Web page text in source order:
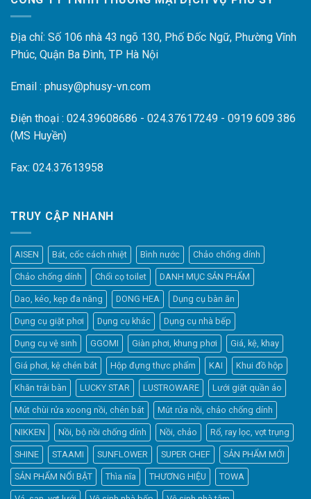
Địa chỉ: Số 106 nhà 43 ngõ 130, Phố Đốc Ngữ, Phường Vĩnh
Phúc, Quận Ba Đình, TP Hà Nội
Email : phusy@phusy-vn.com
Điện thoại : 024.39608686 - 024.37617249 - 0919 609 386
(MS Huyền)
Fax: 024.37613958
TRUY CẬP NHANH
AISEN Bát, cốc cách nhiệt Bình nước Chảo chống dính
Chảo chống dính Chổi cọ toilet DANH MỤC SẢN PHẨM
Dao, kéo, kẹp đa năng DONG HEA Dụng cụ bàn ăn
Dụng cụ giặt phơi Dụng cụ khác Dụng cụ nhà bếp
Dụng cụ vệ sinh GGOMI Giàn phơi, khung phơi Giá, kệ, khay
Giá phơi, kệ chén bát Hộp đựng thực phẩm KAI Khui đồ hộp
Khăn trải bàn LUCKY STAR LUSTROWARE Lưới giặt quần áo
Mút chùi rửa xoong nồi, chén bát Mút rửa nồi, chảo chống dính
NIKKEN Nồi, bộ nồi chống dính Nồi, chảo Rổ, ray lọc, vợt trụng
SHINE STAAMI SUNFLOWER SUPER CHEF SẢN PHẨM MỚI
SẢN PHẨM NỔI BẬT Thìa nĩa THƯƠNG HIỆU TOWA
Elfsight
Typically replies within a day